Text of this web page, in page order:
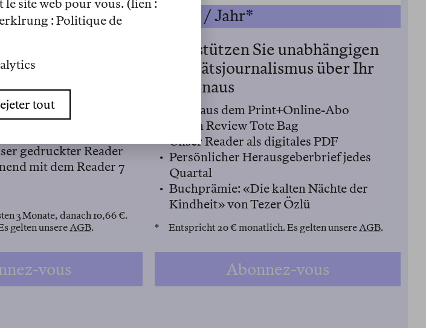
gedruckt
pro Jahr
digitalen
gedruckter Reader
mit dem Reader 7
3 Monate, danach 10,66 €.
gelten unsereAGB.
vous
240 € / Jahr*
Unterstützen Sie unabhängigen
Qualitätsjournalismus über Ihr
Abo hinaus
Alles aus dem Print+Online-Abo
Berlin Review Tote Bag
Unser Reader als digitales PDF
Persönlicher Herausgeberbrief jedes
Quartal
Buchprämie: «Die kalten Nächte der
Kindheit» von Tezer Özlü
* Entspricht 20 € monatlich. Es gelten unsereAGB.
Abonnez-vous
le site web pour vous. (lien :
: Politique de
tout